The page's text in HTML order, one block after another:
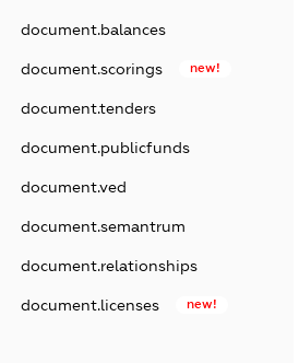
document.balances
document.scorings new!
document.tenders
document.publicfunds
document.ved
document.semantrum
document.relationships
document.licenses new!